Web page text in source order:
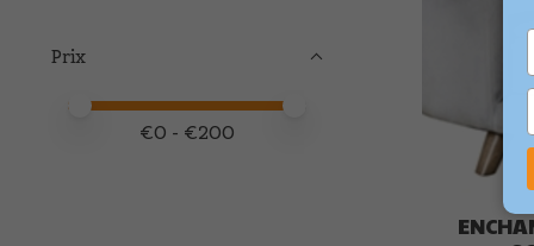
Prix
Prix minimum
Price maximum value
€0 - €200